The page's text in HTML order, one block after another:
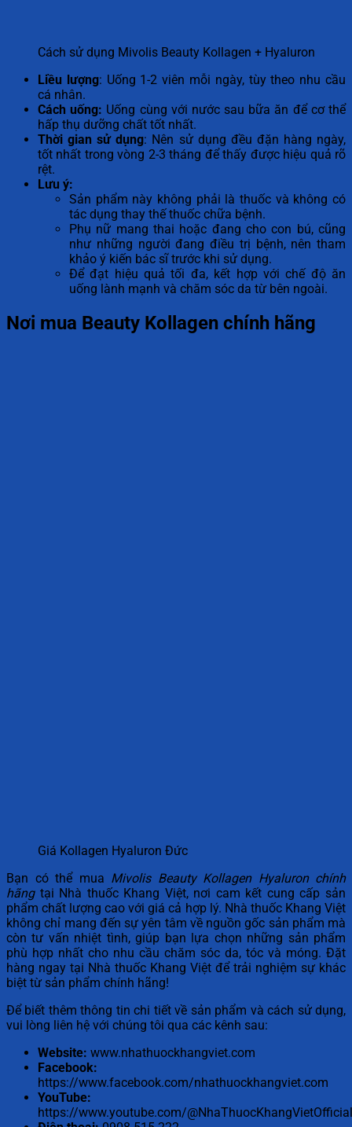
Cách sử dụng Mivolis Beauty Kollagen + Hyaluron
Liều lượng: Uống 1-2 viên mỗi ngày, tùy theo nhu cầu
cá nhân.
Cách uống: Uống cùng với nước sau bữa ăn để cơ thể
hấp thụ dưỡng chất tốt nhất.
Thời gian sử dụng: Nên sử dụng đều đặn hàng ngày,
tốt nhất trong vòng 2-3 tháng để thấy được hiệu quả rõ
rệt.
Lưu ý:
Sản phẩm này không phải là thuốc và không có
tác dụng thay thế thuốc chữa bệnh.
Phụ nữ mang thai hoặc đang cho con bú, cũng
như những người đang điều trị bệnh, nên tham
khảo ý kiến bác sĩ trước khi sử dụng.
Để đạt hiệu quả tối đa, kết hợp với chế độ ăn
uống lành mạnh và chăm sóc da từ bên ngoài.
Nơi mua Beauty Kollagen chính hãng
Giá Kollagen Hyaluron Đức
Bạn có thể mua Mivolis Beauty Kollagen Hyaluron chính
hãngtại Nhà thuốc Khang Việt, nơi cam kết cung cấp sản
phẩm chất lượng cao với giá cả hợp lý. Nhà thuốc Khang Việt
không chỉ mang đến sự yên tâm về nguồn gốc sản phẩm mà
còn tư vấn nhiệt tình, giúp bạn lựa chọn những sản phẩm
phù hợp nhất cho nhu cầu chăm sóc da, tóc và móng. Đặt
hàng ngay tại Nhà thuốc Khang Việt để trải nghiệm sự khác
biệt từ sản phẩm chính hãng!
Để biết thêm thông tin chi tiết về sản phẩm và cách sử dụng,
vui lòng liên hệ với chúng tôi qua các kênh sau:
Website: www.nhathuockhangviet.com
Facebook:
https://www.facebook.com/nhathuockhangviet.com
YouTube:
https://www.youtube.com/